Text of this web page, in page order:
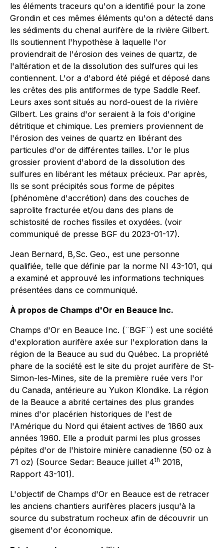
les éléments traceurs qu'on a identifié pour la zone
Grondin et ces mêmes éléments qu'on a détecté dans
les sédiments du chenal aurifère de la rivière Gilbert.
Ils soutiennent l'hypothèse à laquelle l'or
proviendrait de l'érosion des veines de quartz, de
l'altération et de la dissolution des sulfures qui les
contiennent. L'or a d'abord été piégé et déposé dans
les crêtes des plis antiformes de type Saddle Reef.
Leurs axes sont situés au nord-ouest de la rivière
Gilbert. Les grains d'or seraient à la fois d'origine
détritique et chimique. Les premiers proviennent de
l'érosion des veines de quartz en libérant des
particules d'or de différentes tailles. L'or le plus
grossier provient d'abord de la dissolution des
sulfures en libérant les métaux précieux. Par après,
Ils se sont précipités sous forme de pépites
(phénomène d'accrétion) dans des couches de
saprolite fracturée et/ou dans des plans de
schistosité de roches fissiles et oxydées. (voir
communiqué de presse BGF du 2023-01-17).
Jean Bernard, B,Sc. Geo., est une personne
qualifiée, telle que définie par la norme NI 43-101, qui
a examiné et approuvé les informations techniques
présentées dans ce communiqué.
À propos de Champs d'Or en Beauce Inc.
Champs d'Or en Beauce Inc. (¨BGF¨) est une société
d'exploration aurifère axée sur l'exploration dans la
région de la Beauce au sud du Québec. La propriété
phare de la société est le site du projet aurifère de St-
Simon-les-Mines, site de la première ruée vers l'or
du Canada, antérieure au Yukon Klondike. La région
de la Beauce a abrité certaines des plus grandes
mines d'or placérien historiques de l'est de
l'Amérique du Nord qui étaient actives de 1860 aux
années 1960. Elle a produit parmi les plus grosses
pépites d'or de l'histoire minière canadienne (50 oz à
71 oz) (Source Sedar: Beauce juillet 4th 2018,
Rapport 43-101).
L'objectif de Champs d'Or en Beauce est de retracer
les anciens chantiers aurifères placers jusqu'à la
source du substratum rocheux afin de découvrir un
gisement d'or économique.